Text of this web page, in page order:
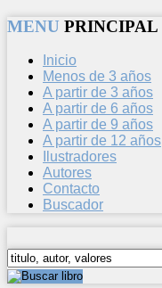
MENU PRINCIPAL
Inicio
Menos de 3 años
A partir de 3 años
A partir de 6 años
A partir de 9 años
A partir de 12 años
Ilustradores
Autores
Contacto
Buscador